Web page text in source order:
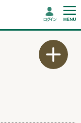
ログイン